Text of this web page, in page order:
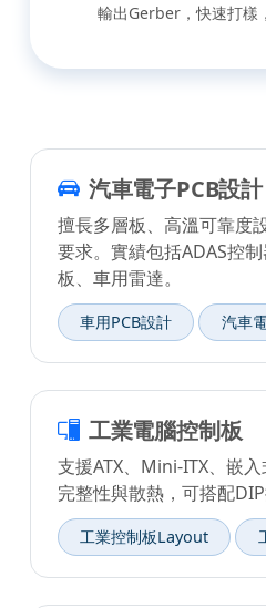
輸出Gerber，快速打樣
汽車電子PCB設計
擅長多層板、高溫可靠度
要求。實績包括ADAS控
板、車用雷達。
車用PCB設計 汽車
工業電腦控制板
支援ATX、Mini-ITX、嵌
完整性與散熱，可搭配DIP
工業控制板Layout